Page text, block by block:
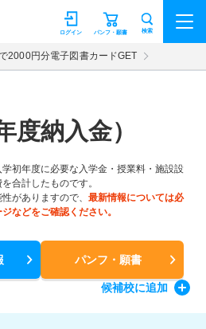
パンフ・願書
ログイン 検索
2000円分電子図書カードGET
度納入金）
初年度に必要な入学金・授業料・施設設
合計したものです。
がありますので、 最新情報については必
などをご確認ください。
パンフ・願書
候補校に追加